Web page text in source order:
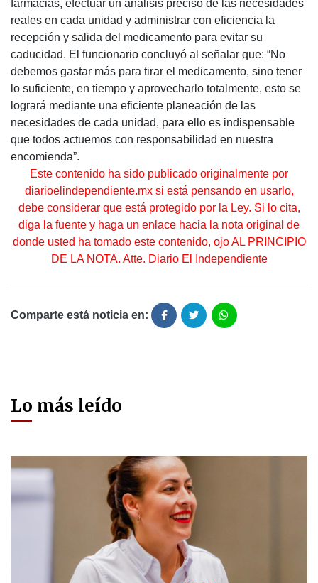
farmacias, efectuar un análisis preciso de las necesidades
reales en cada unidad y administrar con eficiencia la
recepción y salida del medicamento para evitar su
caducidad. El funcionario concluyó al señalar que: “No
debemos gastar más para tirar el medicamento, sino tener
lo suficiente, en tiempo y aprovecharlo totalmente, esto se
logrará mediante una eficiente planeación de las
necesidades de cada unidad, para ello es indispensable
que todos actuemos con responsabilidad en nuestra
encomienda”.
Este contenido ha sido publicado originalmente por
diarioelindependiente.mx si está pensando en usarlo,
debe considerar que está protegido por la Ley. Si lo cita,
diga la fuente y haga un enlace hacia la nota original de
donde usted ha tomado este contenido, ojo AL PRINCIPIO
DE LA NOTA. Atte. Diario El Independiente
Comparte está noticia en:
Lo más leído